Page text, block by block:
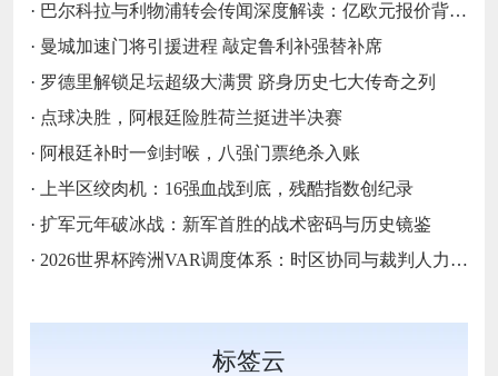
· 巴尔科拉与利物浦转会传闻深度解读：亿欧元报价背后的战略博弈与市场逻辑‌
· 曼城加速门将引援进程 敲定鲁利补强替补席
· 罗德里解锁足坛超级大满贯 跻身历史七大传奇之列
· 点球决胜，阿根廷险胜荷兰挺进半决赛
· 阿根廷补时一剑封喉，八强门票绝杀入账
·
上半区绞肉机：16强血战到底，残酷指数创纪录
· 扩军元年破冰战：新军首胜的战术密码与历史镜鉴
· 2026世界杯跨洲VAR调度体系：时区协同与裁判人力配置优化策略
标签云